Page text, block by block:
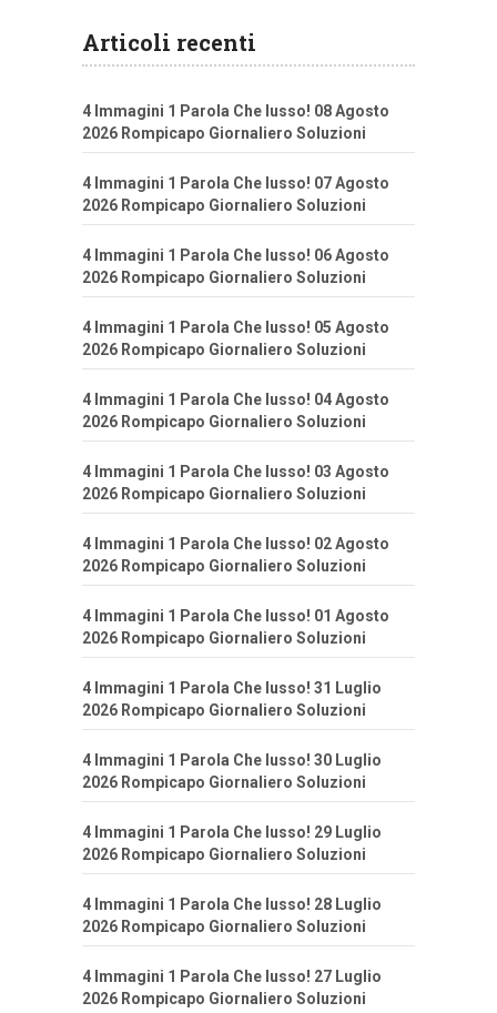
Articoli recenti
4 Immagini 1 Parola Che lusso! 08 Agosto
2026 Rompicapo Giornaliero Soluzioni
4 Immagini 1 Parola Che lusso! 07 Agosto
2026 Rompicapo Giornaliero Soluzioni
4 Immagini 1 Parola Che lusso! 06 Agosto
2026 Rompicapo Giornaliero Soluzioni
4 Immagini 1 Parola Che lusso! 05 Agosto
2026 Rompicapo Giornaliero Soluzioni
4 Immagini 1 Parola Che lusso! 04 Agosto
2026 Rompicapo Giornaliero Soluzioni
4 Immagini 1 Parola Che lusso! 03 Agosto
2026 Rompicapo Giornaliero Soluzioni
4 Immagini 1 Parola Che lusso! 02 Agosto
2026 Rompicapo Giornaliero Soluzioni
4 Immagini 1 Parola Che lusso! 01 Agosto
2026 Rompicapo Giornaliero Soluzioni
4 Immagini 1 Parola Che lusso! 31 Luglio
2026 Rompicapo Giornaliero Soluzioni
4 Immagini 1 Parola Che lusso! 30 Luglio
2026 Rompicapo Giornaliero Soluzioni
4 Immagini 1 Parola Che lusso! 29 Luglio
2026 Rompicapo Giornaliero Soluzioni
4 Immagini 1 Parola Che lusso! 28 Luglio
2026 Rompicapo Giornaliero Soluzioni
4 Immagini 1 Parola Che lusso! 27 Luglio
2026 Rompicapo Giornaliero Soluzioni